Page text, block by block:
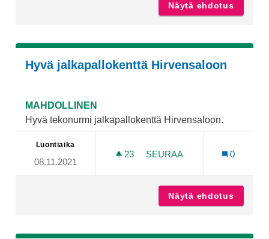
Näytä ehdotus
Hyvä jalkapallokenttä Hirvensaloon
MAHDOLLINEN
Hyvä tekonurmi jalkapallokenttä Hirvensaloon.
Luontiaika
08.11.2021
23 23 SEURAAJAA
SEURAA
0
Näytä ehdotus